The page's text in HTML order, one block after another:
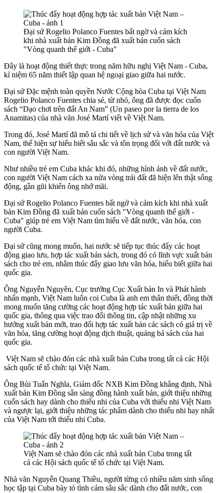
Đại sứ Rogelio Polanco Fuentes bất ngờ và cảm kích
khi nhà xuất bản Kim Đồng đã xuất bản cuốn sách
"Vòng quanh thế giới - Cuba"
Đây là hoạt động thiết thực trong năm hữu nghị Việt Nam - Cuba,
kỉ niệm 65 năm thiết lập quan hệ ngoại giao giữa hai nước.
Đại sứ Đặc mệnh toàn quyền Nước Cộng hòa Cuba tại Việt Nam
Rogelio Polanco Fuentes chia sẻ, từ nhỏ, ông đã được đọc cuốn
sách “Dạo chơi trên đất An Nam” (Un paseo por la tierra de los
Anamitas) của nhà văn José Martí viết về Việt Nam.
Trong đó, José Martí đã mô tả chi tiết về lịch sử và văn hóa của Việt
Nam, thể hiện sự hiểu biết sâu sắc và tôn trọng đối với đất nước và
con người Việt Nam.
Như nhiều trẻ em Cuba khác khi đó, những hình ảnh về đất nước,
con người Việt Nam cách xa nửa vòng trái đất đã hiện lên thật sống
động, gần gũi khiến ông nhớ mãi.
Đại sứ Rogelio Polanco Fuentes bất ngờ và cảm kích khi nhà xuất
bản Kim Đồng đã xuất bản cuốn sách "Vòng quanh thế giới -
Cuba" giúp trẻ em Việt Nam tìm hiểu về đất nước, văn hóa, con
người Cuba.
Đại sứ cũng mong muốn, hai nước sẽ tiếp tục thúc đẩy các hoạt
động giao lưu, hợp tác xuất bản sách, trong đó có lĩnh vực xuất bản
sách cho trẻ em, nhằm thúc đẩy giao lưu văn hóa, hiểu biết giữa hai
quốc gia.
Ông Nguyễn Nguyên, Cục trưởng Cục Xuất bản In và Phát hành
nhấn mạnh, Việt Nam luôn coi Cuba là anh em thân thiết, đồng thời
mong muốn tăng cường các hoạt động hợp tác xuất bản giữa hai
quốc gia, thông qua việc trao đổi thông tin, cập nhật những xu
hướng xuất bản mới, trao đổi hợp tác xuất bản các sách có giá trị về
văn hóa, tăng cường hoạt động dịch thuật, quảng bá sách của hai
quốc gia.
Việt Nam sẽ chào đón các nhà xuất bản Cuba trong tất cả các Hội
sách quốc tế tổ chức tại Việt Nam.
Ông Bùi Tuấn Nghĩa, Giám đốc NXB Kim Đồng khẳng định, Nhà
xuất bản Kim Đồng sẵn sàng đồng hành xuất bản, giới thiệu những
cuốn sách hay dành cho thiếu nhi của Cuba với thiếu nhi Việt Nam
và ngược lại, giới thiệu những tác phẩm dành cho thiếu nhi hay nhất
của Việt Nam tới thiếu nhi Cuba.
Việt Nam sẽ chào đón các nhà xuất bản Cuba trong tất
cả các Hội sách quốc tế tổ chức tại Việt Nam.
Nhà văn Nguyễn Quang Thiều, người từng có nhiều năm sinh sống
học tập tại Cuba bày tỏ tình cảm sâu sắc dành cho đất nước, con